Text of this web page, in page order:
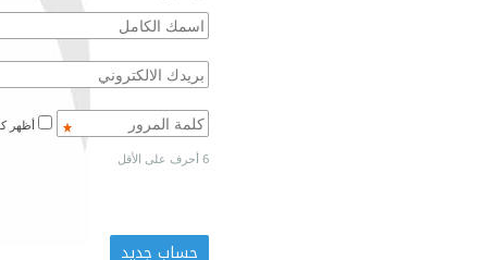
6 أحرف على الأقل